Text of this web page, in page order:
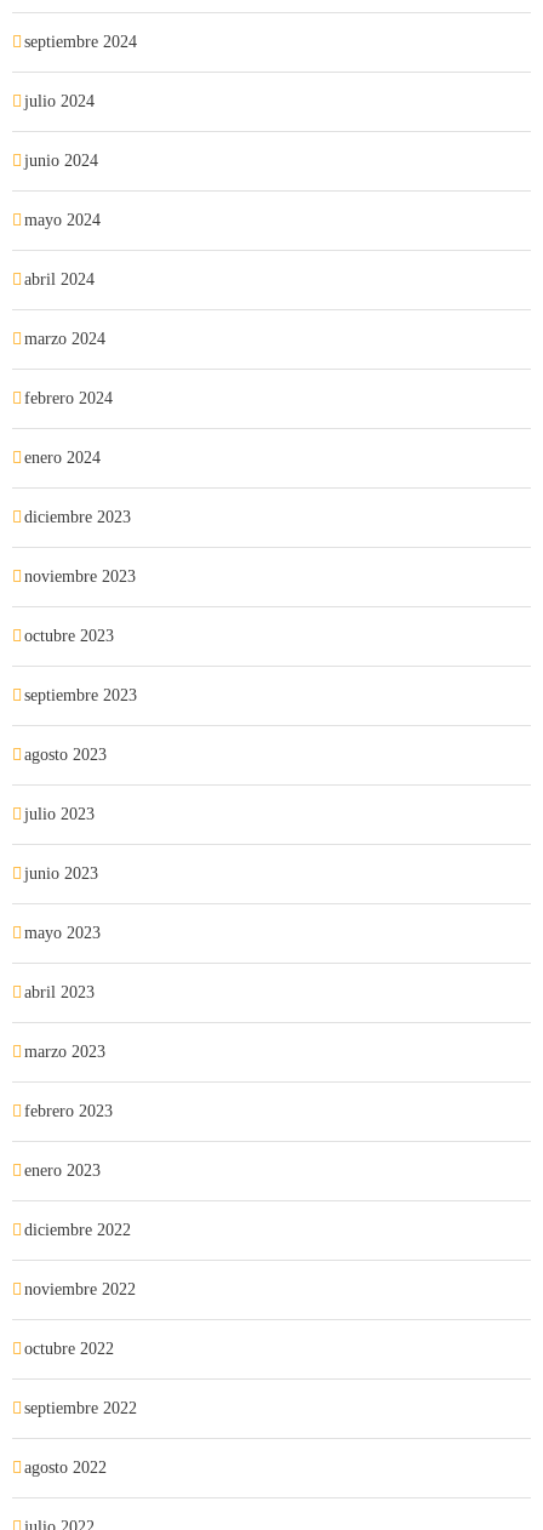
septiembre 2024
julio 2024
junio 2024
mayo 2024
abril 2024
marzo 2024
febrero 2024
enero 2024
diciembre 2023
noviembre 2023
octubre 2023
septiembre 2023
agosto 2023
julio 2023
junio 2023
mayo 2023
abril 2023
marzo 2023
febrero 2023
enero 2023
diciembre 2022
noviembre 2022
octubre 2022
septiembre 2022
agosto 2022